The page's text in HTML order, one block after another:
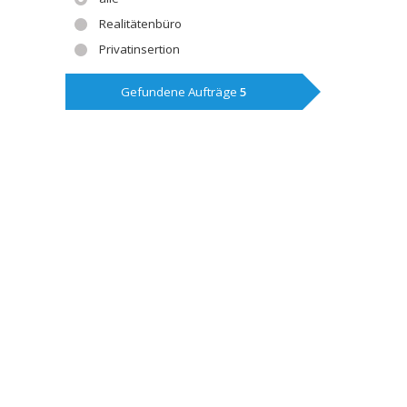
Realitätenbüro
Privatinsertion
Gefundene Aufträge5